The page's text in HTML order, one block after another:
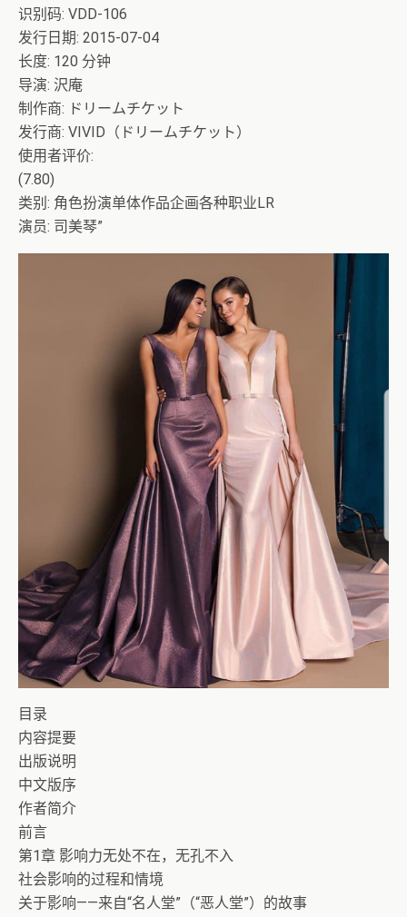
识别码: VDD-106
发行日期: 2015-07-04
长度: 120 分钟
导演: 沢庵
制作商: ドリームチケット
发行商: VIVID（ドリームチケット）
使用者评价:
(7.80)
类别: 角色扮演单体作品企画各种职业LR
演员: 司美琴”
目录
内容提要
出版说明
中文版序
作者简介
前言
第1章 影响力无处不在，无孔不入
社会影响的过程和情境
关于影响——来自“名人堂”（“恶人堂”）的故事